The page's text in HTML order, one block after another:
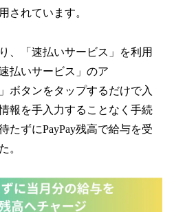
されています。
、「速払いサービス」を利用
払いサービス」のア
ボタンをタップするだけで入
報を手入力することなく手続
たずにPayPay残高で給与を受
。